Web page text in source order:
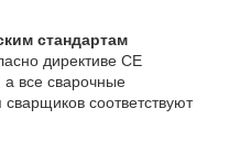
стандартам
директиве CE
а все сварочные
соответствуют